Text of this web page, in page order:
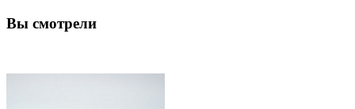
Вы смотрели